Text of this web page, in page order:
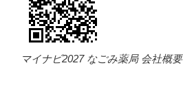
マイナビ2027 なごみ薬局 会社概要